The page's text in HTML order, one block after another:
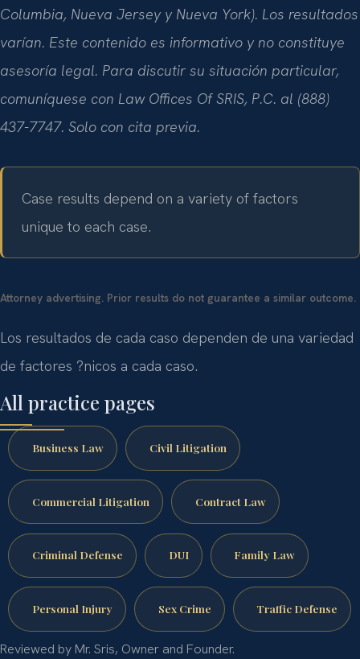
Columbia, Nueva Jersey y Nueva York). Los resultados
varían. Este contenido es informativo y no constituye
asesoría legal. Para discutir su situación particular,
comuníquese con Law Offices Of SRIS, P.C. al (888)
437-7747. Solo con cita previa.
Case results depend on a variety of factors
unique to each case.
Attorney advertising. Prior results do not guarantee a similar outcome.
Los resultados de cada caso dependen de una variedad
de factores ?nicos a cada caso.
All practice pages
Business Law Civil Litigation
Commercial Litigation Contract Law
Criminal Defense DUI Family Law
Personal Injury Sex Crime Traffic Defense
Reviewed by Mr. Sris, Owner and Founder.